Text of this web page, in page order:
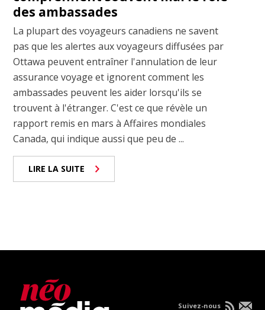
des ambassades
La plupart des voyageurs canadiens ne savent
pas que les alertes aux voyageurs diffusées par
Ottawa peuvent entraîner l'annulation de leur
assurance voyage et ignorent comment les
ambassades peuvent les aider lorsqu'ils se
trouvent à l'étranger. C'est ce que révèle un
rapport remis en mars à Affaires mondiales
Canada, qui indique aussi que peu de ...
LIRE LA SUITE
Suivez-nous